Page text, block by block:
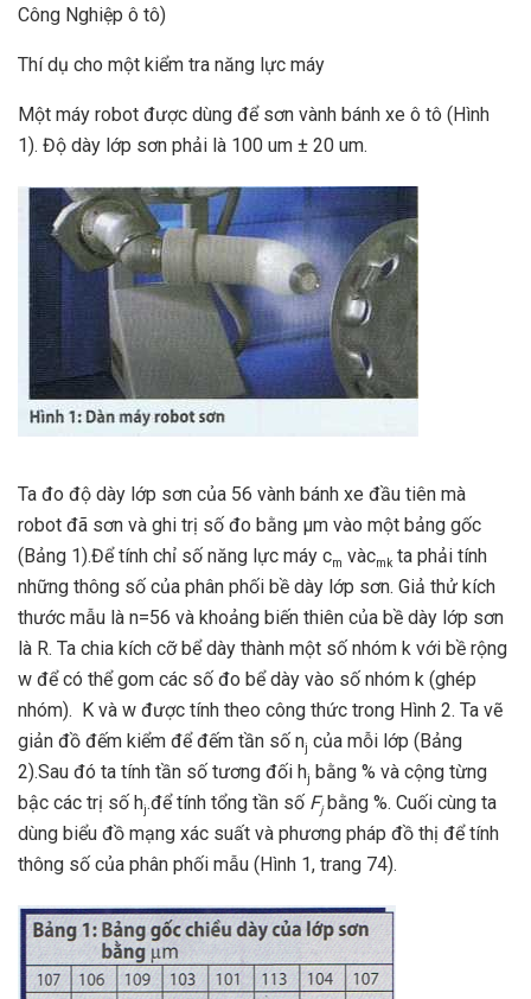
Công Nghiệp ô tô)
Thí dụ cho một kiểm tra năng lực máy
Một máy robot được dùng để sơn vành bánh xe ô tô (Hình
1). Độ dày lớp sơn phải là 100 um ± 20 um.
Ta đo độ dày lớp sơn của 56 vành bánh xe đầu tiên mà
robot đã sơn và ghi trị số đo bằng µm vào một bảng gốc
(Bảng 1).Để tính chỉ số năng lực máy cm vàcm k ta phải tính
những thông số của phân phối bề dày lớp sơn. Giả thử kích
thước mẫu là n=56 và khoảng biến thiên của bề dày lớp sơn
là R. Ta chia kích cỡ bể dày thành một số nhóm k với bề rộng
w để có thể gom các số đo bể dày vào số nhóm k (ghép
nhóm). K và w được tính theo công thức trong Hình 2. Ta vẽ
giản đồ đếm kiểm để đếm tần số nj của mỗi lớp (Bảng
2).Sau đó ta tính tần số tương đối hj
bằng % và cộng từng
bậc các trị số hj.để tính tổng tần số Fjbằng %. Cuối cùng ta
dùng biểu đồ mạng xác suất và phương pháp đồ thị để tính
thông số của phân phối mẫu (Hình 1, trang 74).